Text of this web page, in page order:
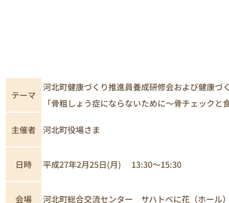
テーマ
河北町健康づくり推進員養成研修会および健康づ
「骨粗しょう症にならないために～骨チェックと
主催者 河北町役場さま
日時 平成27年2月25日(月) 13:30～15:30
会場 河北町総合交流センター サハトべに花（ホール